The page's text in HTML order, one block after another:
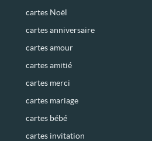
cartes Noël
cartes anniversaire
cartes amour
cartes amitié
cartes merci
cartes mariage
cartes bébé
cartes invitation